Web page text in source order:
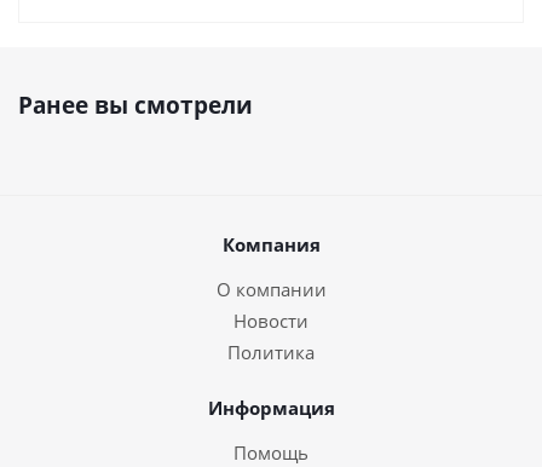
Ранее вы смотрели
Компания
О компании
Новости
Политика
Информация
Помощь